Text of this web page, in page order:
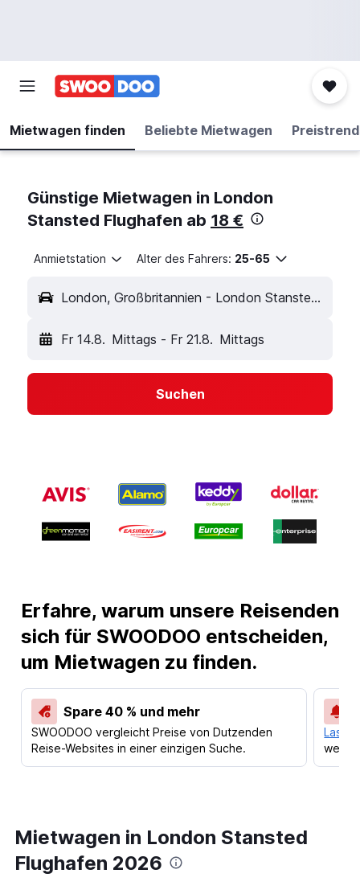
Mietwagen finden Beliebte Mietwagen
Günstige Mietwagen in London
Stansted Flughafen ab 18 €
Anmietstation Alter des Fahrers: 25-65
London, Großbritannien - London Stansted (STN)
Fr 14.8. Mittags - Fr 21.8. Mittags
Suchen
Erfahre, warum unsere Reisenden
sich für SWOODOO entscheiden,
um Mietwagen zu finden.
Spare 40 % und mehr
SWOODOO vergleicht Preise von Dutzenden
Reise-Websites in einer einzigen Suche.
Lass
Mietwagen in London Stansted
Flughafen 2026